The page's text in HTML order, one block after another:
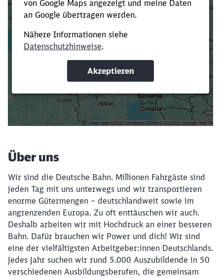
Verkürze die Ladezeit, indem du Suchbegriffe
oder Filter hinzufügst.
Suchbegriffe eingeben
Filter setzen
Über uns
Wir sind die Deutsche Bahn. Millionen Fahrgäste sind
jeden Tag mit uns unterwegs und wir transportieren
enorme Gütermengen – deutschlandweit sowie im
angrenzenden Europa. Zu oft enttäuschen wir auch.
Deshalb arbeiten wir mit Hochdruck an einer besseren
Bahn. Dafür brauchen wir Power und dich! Wir sind
eine der vielfältigsten Arbeitgeber:innen Deutschlands.
Jedes Jahr suchen wir rund 5.000 Auszubildende in 50
verschiedenen Ausbildungsberufen, die gemeinsam